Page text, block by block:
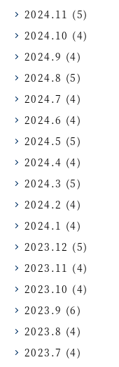
2024.11 (5)
2024.10 (4)
2024.9 (4)
2024.8 (5)
2024.7 (4)
2024.6 (4)
2024.5 (5)
2024.4 (4)
2024.3 (5)
2024.2 (4)
2024.1 (4)
2023.12 (5)
2023.11 (4)
2023.10 (4)
2023.9 (6)
2023.8 (4)
2023.7 (4)